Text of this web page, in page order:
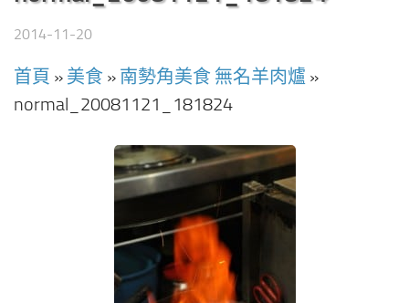
2014-11-20
首頁 » 美食 » 南勢角美食 無名羊肉爐 »
normal_20081121_181824